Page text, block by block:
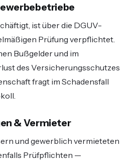
ist über die DGUV-
Prüfung verpflichtet.
Bußgelder und im
des Versicherungsschutzes
fragt im Schadensfall
& Vermieter
und gewerblich vermieteten
Prüfpflichten —